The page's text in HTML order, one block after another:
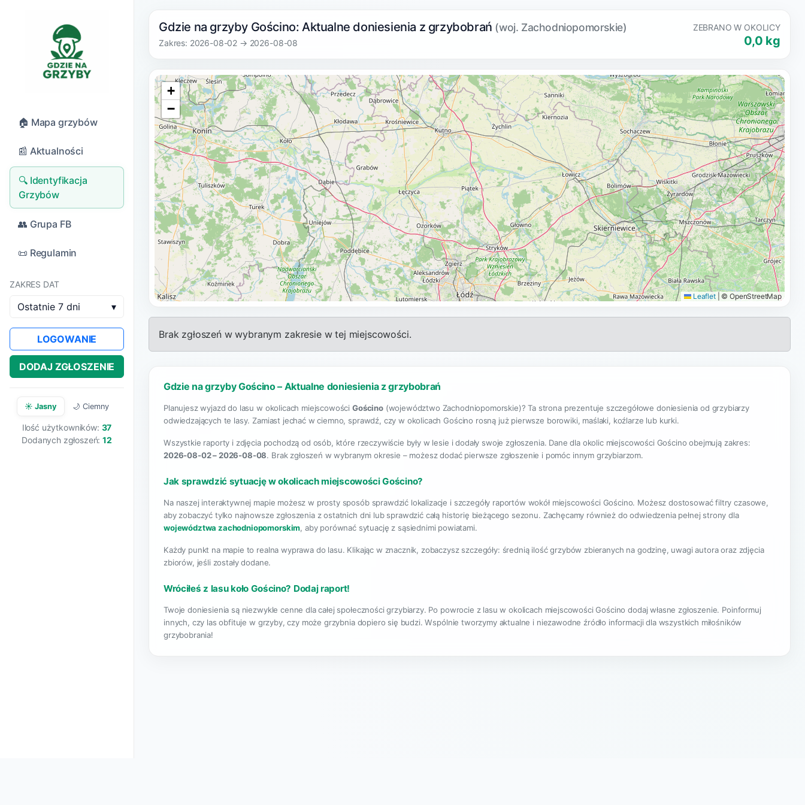
🏠 Mapa grzybów
📰 Aktualności
🔍 Identyfikacja
Grzybów
👥 Grupa FB
📜 Regulamin
ZAKRES DAT
Ostatnie 7 dni ▾
LOGOWANIE
DODAJ ZGŁOSZENIE
☀️ Jasny 🌙 Ciemny
Ilość użytkowników: 37
Dodanych zgłoszeń:12
Gdzie na grzyby Gościno: Aktualne doniesienia z grzybobrań (woj. Zachodniopomorskie)
Zakres: 2026-08-02 → 2026-08-08
ZEBRANO W OKOLICY
0,0 kg
+
−
Leaflet © OpenStreetMap
Brak zgłoszeń w wybranym zakresie w tej miejscowości.
Gdzie na grzyby Gościno – Aktualne doniesienia z grzybobrań
Planujesz wyjazd do lasu w okolicach miejscowości Gościno(województwo Zachodniopomorskie)? Ta strona prezentuje szczegółowe doniesienia od grzybiarzy
odwiedzających te lasy. Zamiast jechać w ciemno, sprawdź, czy w okolicach Gościno rosną już pierwsze borowiki, maślaki, koźlarze lub kurki.
Wszystkie raporty i zdjęcia pochodzą od osób, które rzeczywiście były w lesie i dodały swoje zgłoszenia. Dane dla okolic miejscowości Gościno obejmują zakres:
2026-08-02 – 2026-08-08. Brak zgłoszeń w wybranym okresie – możesz dodać pierwsze zgłoszenie i pomóc innym grzybiarzom.
Jak sprawdzić sytuację w okolicach miejscowości Gościno?
Na naszej interaktywnej mapie możesz w prosty sposób sprawdzić lokalizacje i szczegóły raportów wokół miejscowości Gościno. Możesz dostosować filtry czasowe,
aby zobaczyć tylko najnowsze zgłoszenia z ostatnich dni lub sprawdzić całą historię bieżącego sezonu. Zachęcamy również do odwiedzenia pełnej strony dla
województwa zachodniopomorskim, aby porównać sytuację z sąsiednimi powiatami.
Każdy punkt na mapie to realna wyprawa do lasu. Klikając w znacznik, zobaczysz szczegóły: średnią ilość grzybów zbieranych na godzinę, uwagi autora oraz zdjęcia
zbiorów, jeśli zostały dodane.
Wróciłeś z lasu koło Gościno? Dodaj raport!
Twoje doniesienia są niezwykle cenne dla całej społeczności grzybiarzy. Po powrocie z lasu w okolicach miejscowości Gościno dodaj własne zgłoszenie. Poinformuj
innych, czy las obfituje w grzyby, czy może grzybnia dopiero się budzi. Wspólnie tworzymy aktualne i niezawodne źródło informacji dla wszystkich miłośników
grzybobrania!